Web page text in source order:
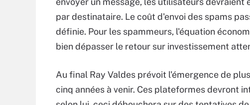
par destinataire. Le coût d'envoi des spams
définie. Pour les spammeurs, l'équation
bien dépasser le retour sur investissement
Au final Ray Valdes prévoit l'émergence de
cinq années à venir. Ces plateformes devront